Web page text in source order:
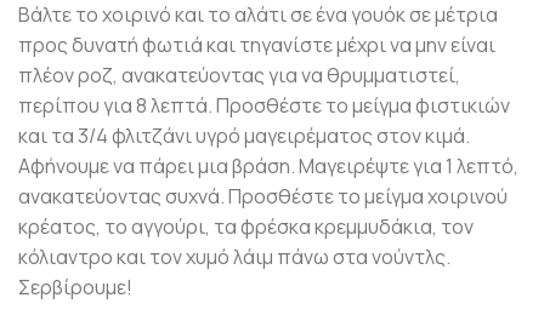
Βάλτε το χοιρινό και το αλάτι σε ένα γουόκ σε μέτρια
προς δυνατή φωτιά και τηγανίστε μέχρι να μην είναι
πλέον ροζ, ανακατεύοντας για να θρυμματιστεί,
περίπου για 8 λεπτά. Προσθέστε το μείγμα φιστικιών
και τα 3/4 φλιτζάνι υγρό μαγειρέματος στον κιμά.
Αφήνουμε να πάρει μια βράση. Μαγειρέψτε για 1 λεπτό,
ανακατεύοντας συχνά. Προσθέστε το μείγμα χοιρινού
κρέατος, το αγγούρι, τα φρέσκα κρεμμυδάκια, τον
κόλιαντρο και τον χυμό λάιμ πάνω στα νούντλς.
Σερβίρουμε!